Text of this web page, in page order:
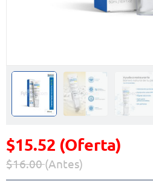
$15.52 (Oferta)
Precio reducido de
$16.00(Antes)